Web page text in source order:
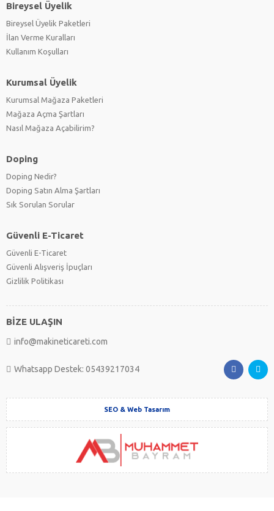
Bireysel Üyelik
Bireysel Üyelik Paketleri
İlan Verme Kuralları
Kullanım Koşulları
Kurumsal Üyelik
Kurumsal Mağaza Paketleri
Mağaza Açma Şartları
Nasıl Mağaza Açabilirim?
Doping
Doping Nedir?
Doping Satın Alma Şartları
Sık Sorulan Sorular
Güvenli E-Ticaret
Güvenli E-Ticaret
Güvenli Alışveriş İpuçları
Gizlilik Politikası
BİZE ULAŞIN
info@makineticareti.com
Whatsapp Destek: 05439217034
SEO & Web Tasarım